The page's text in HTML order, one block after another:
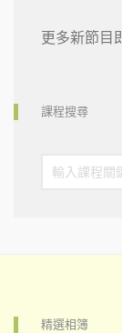
更多新節目
課程搜尋
精選相簿